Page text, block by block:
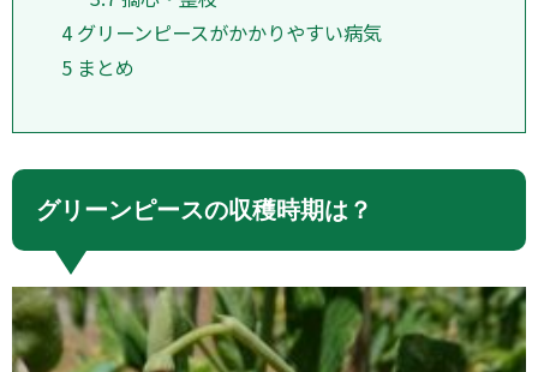
4 グリーンピースがかかりやすい病気
5 まとめ
グリーンピースの収穫時期は？